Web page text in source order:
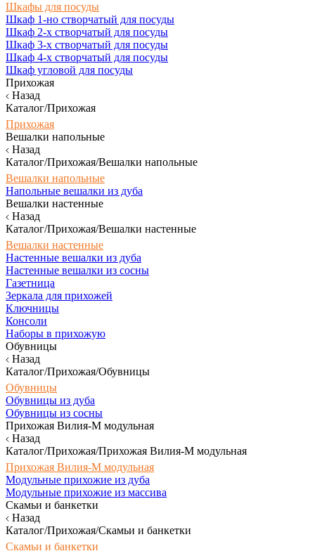
Шкафы для посуды
Шкаф 1-но створчатый для посуды
Шкаф 2-х створчатый для посуды
Шкаф 3-х створчатый для посуды
Шкаф 4-х створчатый для посуды
Шкаф угловой для посуды
Прихожая
Назад
Каталог/Прихожая
Прихожая
Вешалки напольные
Назад
Каталог/Прихожая/Вешалки напольные
Вешалки напольные
Напольные вешалки из дуба
Вешалки настенные
Назад
Каталог/Прихожая/Вешалки настенные
Вешалки настенные
Настенные вешалки из дуба
Настенные вешалки из сосны
Газетница
Зеркала для прихожей
Ключницы
Консоли
Наборы в прихожую
Обувницы
Назад
Каталог/Прихожая/Обувницы
Обувницы
Обувницы из дуба
Обувницы из сосны
Прихожая Вилия-М модульная
Назад
Каталог/Прихожая/Прихожая Вилия-М модульная
Прихожая Вилия-М модульная
Модульные прихожие из дуба
Модульные прихожие из массива
Скамьи и банкетки
Назад
Каталог/Прихожая/Скамьи и банкетки
Скамьи и банкетки